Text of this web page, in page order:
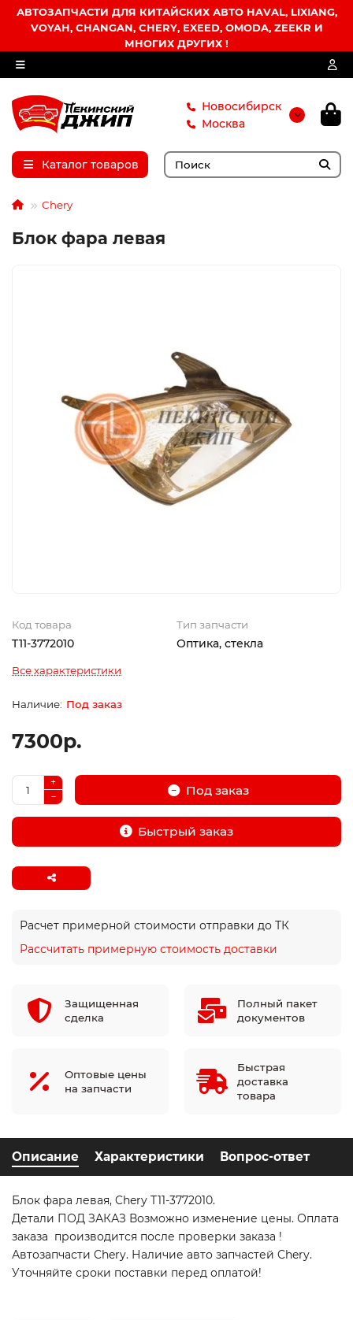
АВТОЗАПЧАСТИ ДЛЯ КИТАЙСКИХ АВТО HAVAL, LIXIANG,
VOYAH, CHANGAN, CHERY, EXEED, OMODA, ZEEKR И
МНОГИХ ДРУГИХ !
Новосибирск
Москва
Каталог товаров
Chery
Блок фара левая
Код товара
T11-3772010
Тип запчасти
Оптика, стекла
Все характеристики
Под заказ
7300р.
Под заказ
Быстрый заказ
Расчет примерной стоимости отправки до ТК
Рассчитать примерную стоимость доставки
Защищенная
сделка
Полный пакет
документов
Оптовые цены
на запчасти
Быстрая
доставка
товара
Описание Характеристики Вопрос-ответ
Блок фара левая, Chery T11-3772010.
Детали ПОД ЗАКАЗ Возможно изменение цены. Оплата
заказа производится после проверки заказа !
Автозапчасти Chery. Наличие авто запчастей Chery.
Уточняйте сроки поставки перед оплатой!